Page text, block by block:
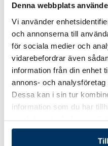
Denna webbplats
Vi använder
och annonserna till
för sociala medier och
vidarebefordrar även
information från din enhet
annons- och
Dessa kan i sin tur
information som du har
Bräddavlopp
GULLBERG
Pooltak
Pooltak Leia
Pooltak Nova
Poolrobotar
Belysning och
GULLBERG
Saltklorinator